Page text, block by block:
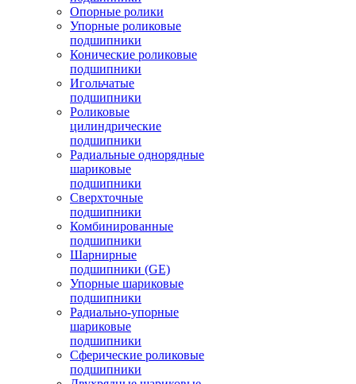
Опорные ролики
Упорные роликовые
подшипники
Конические роликовые
подшипники
Игольчатые
подшипники
Роликовые
цилиндрические
подшипники
Радиальные однорядные
шариковые
подшипники
Сверхточные
подшипники
Комбинированные
подшипники
Шарнирные
подшипники (GE)
Упорные шариковые
подшипники
Радиально-упорные
шариковые
подшипники
Сферические роликовые
подшипники